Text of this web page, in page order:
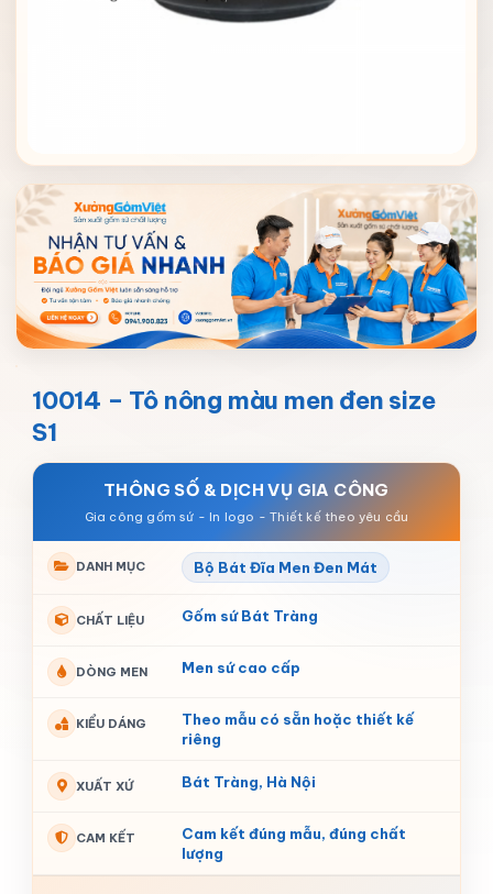
10014 – Tô nông màu men đen size
S1
THÔNG SỐ & DỊCH VỤ GIA CÔNG
DANH MỤC Bộ Bát Đĩa Men Đen Mát
CHẤT LIỆU Gốm sứ Bát Tràng
DÒNG MEN Men sứ cao cấp
KIỂU DÁNG
Theo mẫu có sẵn hoặc thiết kế
riêng
XUẤT XỨ Bát Tràng, Hà Nội
CAM KẾT
Cam kết đúng mẫu, đúng chất
lượng